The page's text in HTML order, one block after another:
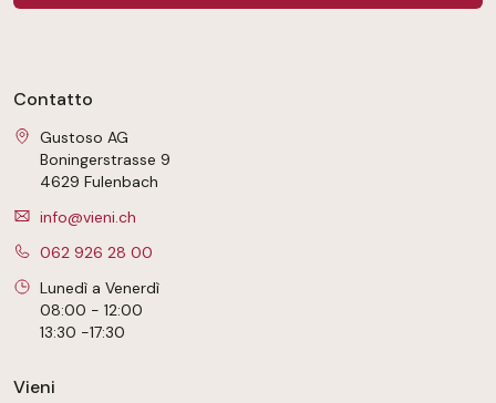
Contatto
Gustoso AG
Boningerstrasse 9
4629 Fulenbach
info@vieni.ch
062 926 28 00
Lunedì a Venerdì
08:00 - 12:00
13:30 -17:30
Vieni